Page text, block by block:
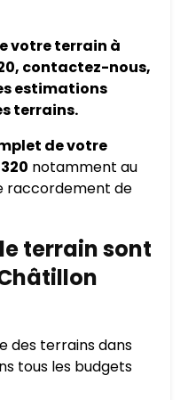
votre terrain à
contactez-nous,
estimations
terrains.
de votre
notamment au
raccordement de
terrain sont
des terrains dans
tous les budgets